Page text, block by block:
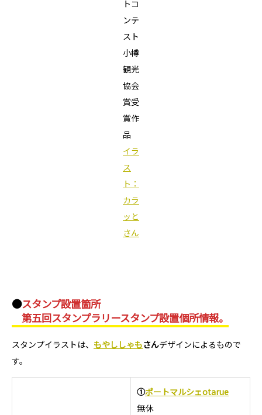
トコ
ンテ
スト
小樽
観光
協会
賞受
賞作
品
イラ
ス
ト：
カラ
ッと
さん
●スタンプ設置箇所
第五回スタンプラリースタンプ設置個所情報。
スタンプイラストは、 もやししゃもさんデザインによるもので
す。
①ポートマルシェotarue
無休